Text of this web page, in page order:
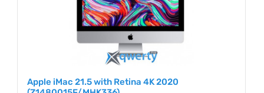
Apple iMac 21.5 with Retina 4K 2020